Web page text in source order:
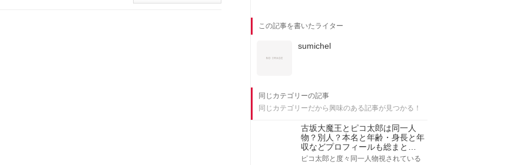
この記事を書いたライター
sumichel
同じカテゴリーの記事
同じカテゴリーだから興味のある記事が見つかる！
古坂大魔王とピコ太郎は同一人
物？別人？本名と年齢・身長と年
収などプロフィールも総まと…
ピコ太郎と度々同一人物視されている